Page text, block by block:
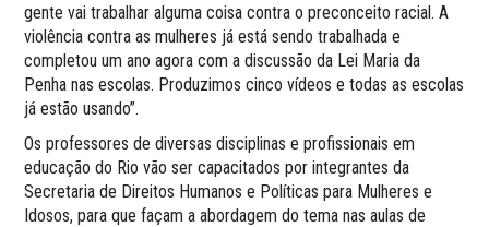
gente vai trabalhar alguma coisa contra o preconceito racial. A
violência contra as mulheres já está sendo trabalhada e
completou um ano agora com a discussão da Lei Maria da
Penha nas escolas. Produzimos cinco vídeos e todas as escolas
já estão usando”.
Os professores de diversas disciplinas e profissionais em
educação do Rio vão ser capacitados por integrantes da
Secretaria de Direitos Humanos e Políticas para Mulheres e
Idosos, para que façam a abordagem do tema nas aulas de